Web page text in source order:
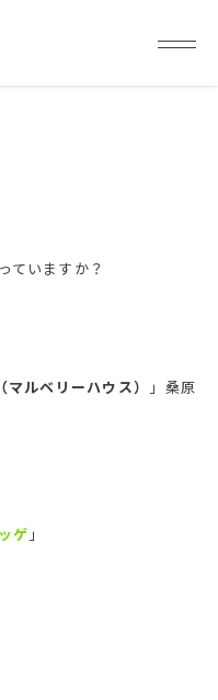
ていますか？
ルベリーハウス）
」桑原
ゲ 」